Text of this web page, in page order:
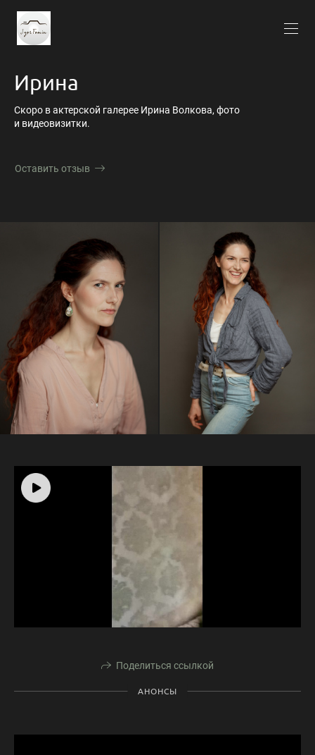
Ирина
Скоро в актерской галерее Ирина Волкова, фото
и видеовизитки.
Оставить отзыв
Поделиться ссылкой
АНОНСЫ